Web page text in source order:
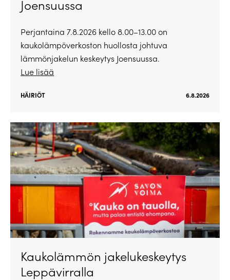
Joensuussa
Perjantaina 7.8.2026 kello 8.00–13.00 on
kaukolämpöverkoston huollosta johtuva
lämmönjakelun keskeytys Joensuussa.
Lue lisää
HÄIRIÖT 6.8.2026
Kaukolämmön jakelukeskeytys
Leppävirralla